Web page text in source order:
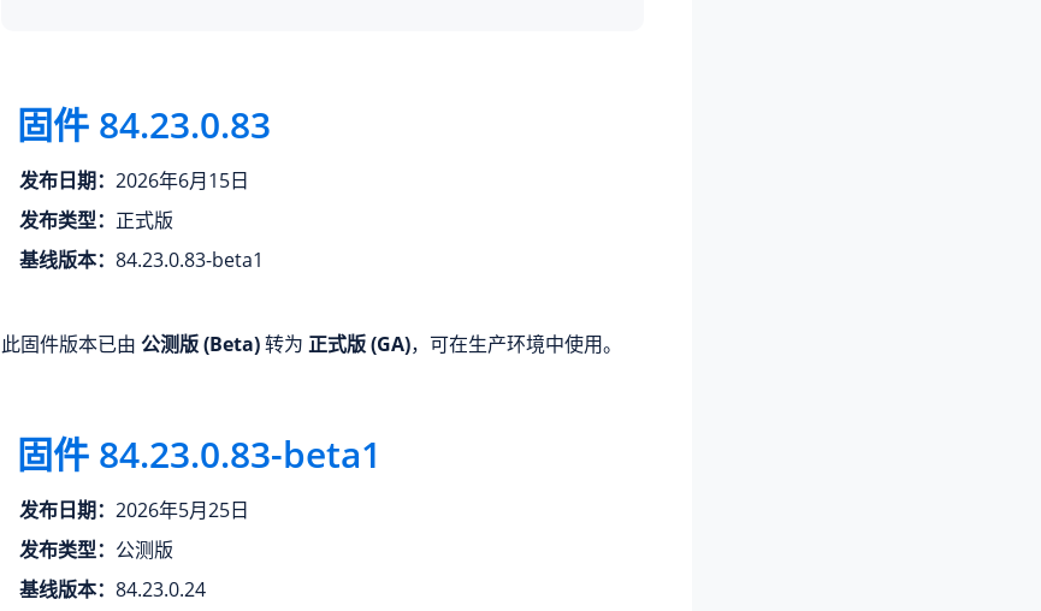
固件 84.23.0.83
发布日期： 2026年6月15日
发布类型： 正式版
基线版本： 84.23.0.83-beta1
此固件版本已由 公测版 (Beta)转为 正式版 (GA)，可在生产环境中使用。
固件 84.23.0.83-beta1
发布日期： 2026年5月25日
发布类型： 公测版
基线版本： 84.23.0.24